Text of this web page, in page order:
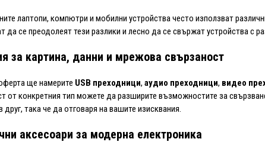
лаптопи, компютри и мобилни устройства често използват
да се преодолеят тези разлики и лесно да се свържат устройства с
за картина, данни и мрежова свързаност
ще намерите USB преходници, аудио преходници, видео
от конкретния тип можете да разширите възможностите за
друг, така че да отговаря на вашите изисквания.
аксесоари за модерна електроника